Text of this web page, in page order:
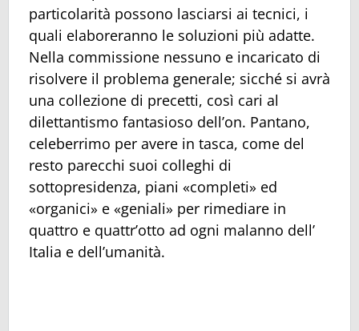
particolarità possono lasciarsi ai tecnici, i
quali elaboreranno le soluzioni più adatte.
Nella commissione nessuno e incaricato di
risolvere il problema generale; sicché si avrà
una collezione di precetti, così cari al
dilettantismo fantasioso dell’on. Pantano,
celeberrimo per avere in tasca, come del
resto parecchi suoi colleghi di
sottopresidenza, piani «completi» ed
«organici» e «geniali» per rimediare in
quattro e quattr’otto ad ogni malanno dell’
Italia e dell’umanità.